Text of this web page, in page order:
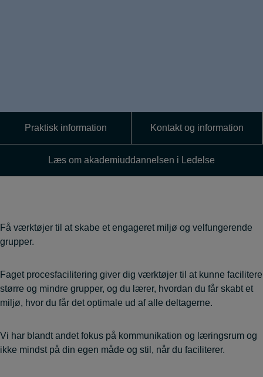
Praktisk information Kontakt og information
Læs om akademiuddannelsen i Ledelse
Få værktøjer til at skabe et engageret miljø og velfungerende
grupper.
Faget procesfacilitering giver dig værktøjer til at kunne facilitere
større og mindre grupper, og du lærer, hvordan du får skabt et
miljø, hvor du får det optimale ud af alle deltagerne.
Vi har blandt andet fokus på kommunikation og læringsrum og
ikke mindst på din egen måde og stil, når du faciliterer.